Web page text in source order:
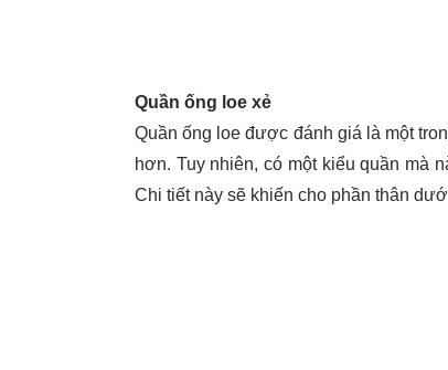
Quần ống loe xẻ
Quần ống loe được đánh giá là một
hơn. Tuy nhiên, có một kiểu quần mà
Chi tiết này sẽ khiến cho phần thân